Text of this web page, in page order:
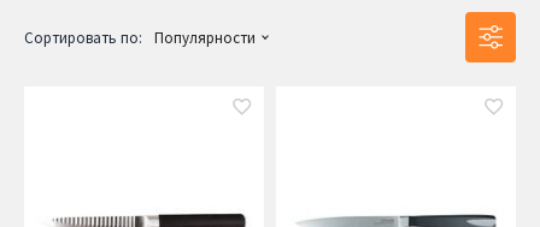
Сортировать по: Популярности